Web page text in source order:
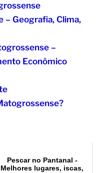
– Geografia, Clima,
–
Econômico
Pescar no Pantanal -
Melhores lugares, iscas,